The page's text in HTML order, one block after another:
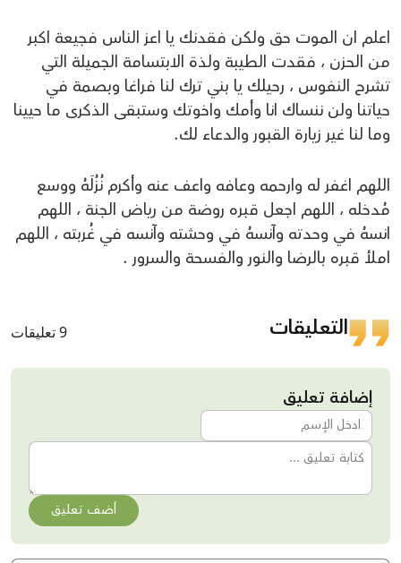
اعلم ان الموت حق ولكن فقدنك يا اعز الناس فجيعة اكبر
من الحزن ، فقدت الطيبة ولذة الابتسامة الجميلة التي
تشرح النفوس ، رحيلك يا بني ترك لنا فراغا وبصمة في
حياتنا ولن ننساك انا وأمك واخوتك وستبقى الذكرى ما حيينا
وما لنا غير زيارة القبور والدعاء لك.
اللهم اغفر له وارحمه وعافه واعف عنه وأكرم نُزُلَهُ ووسع
مُدخله ، اللهم اجعل قبره روضة من رياض الجنة ، اللهم
انسهُ في وحدته وآنسهُ في وحشته وآنسه في غُربته ، اللهم
املأ قبره بالرضا والنور والفسحة والسرور .
التعليقات 9 تعليقات
إضافة تعليق
أضف تعليق